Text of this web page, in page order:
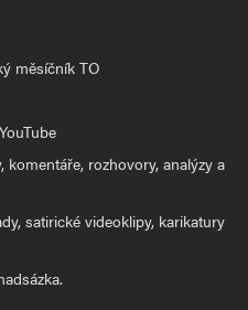
měsíčník TO
rozhovory, analýzy a
satirické videoklipy, karikatury